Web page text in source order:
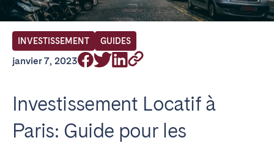
INVESTISSEMENT GUIDES
janvier 7, 2023
Investissement Locatif à
Paris: Guide pour les
ANGLETERRE
Londres
ÉMIRATS ARABES UNIS